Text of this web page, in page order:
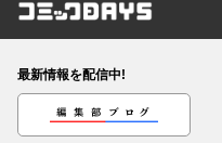
コミックDAYS
最新情報を配信中!
編集部ブログ